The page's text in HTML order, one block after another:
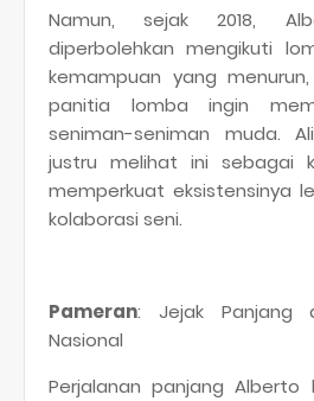
Namun, sejak 2018,
diperbolehkan mengikuti
kemampuan yang
panitia lomba ingin
seniman-seniman muda.
justru melihat ini sebagai
memperkuat eksistensinya
kolaborasi seni.
Pameran: Jejak Panjang
Nasional
Perjalanan panjang Alberto